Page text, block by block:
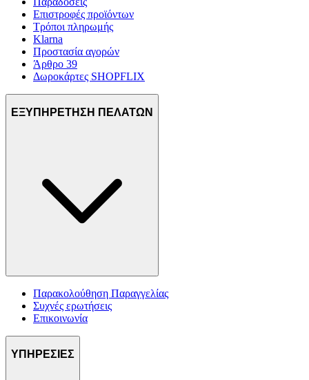
Επιστροφές προϊόντων
Τρόποι πληρωμής
Klarna
Προστασία αγορών
Άρθρο 39
Δωροκάρτες SHOPFLIX
ΕΞΥΠΗΡΕΤΗΣΗ ΠΕΛΑΤΩΝ
Παρακολούθηση Παραγγελίας
Συχνές ερωτήσεις
Επικοινωνία
ΥΠΗΡΕΣΙΕΣ